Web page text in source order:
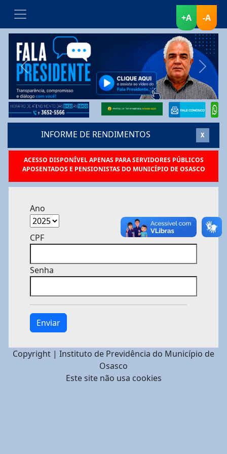
INFORME DE RENDIMENTOS
ACESSO DISPONÍVEL APENAS PARA SERVIDORES PÚBLICOS
APOSENTADOS E PENSIONISTAS DO MUNICÍPIO DE OSASCO
Ano
CPF
Senha
+A -A
Copyright | Instituto de Previdência do Município de
Osasco
Este site não usa cookies